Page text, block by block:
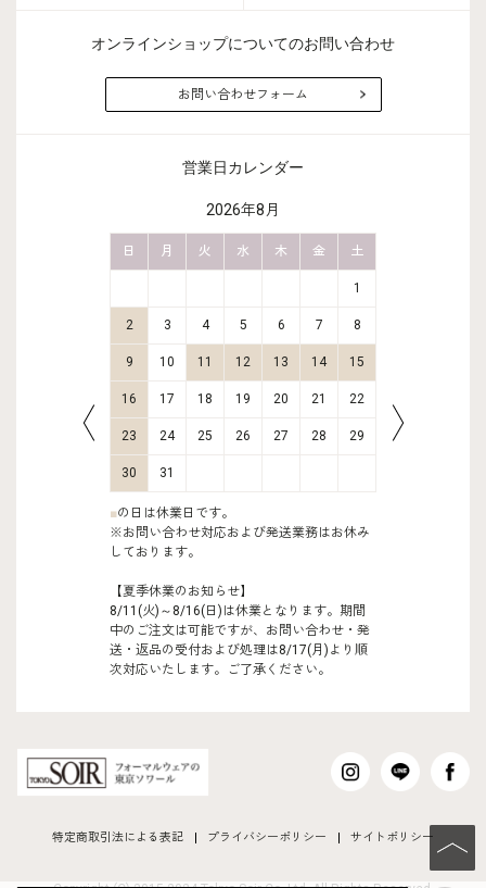
オンラインショップについてのお問い合わせ
お問い合わせフォーム
営業日カレンダー
2026年8月
日 月 火 水 木 金 土
1
2 3 4 5 6 7 8
9 10 11 12 13 14 15
16 17 18 19 20 21 22
23 24 25 26 27 28 29
30 31
■の日は休業日です。
※お問い合わせ対応および発送業務はお休み
しております。
【夏季休業のお知らせ】
8/11(火)～8/16(日)は休業となります。期間
中のご注文は可能ですが、お問い合わせ・発
送・返品の受付および処理は8/17(月)より順
次対応いたします。ご了承ください。
特定商取引法による表記 プライバシーポリシー サイトポリシー